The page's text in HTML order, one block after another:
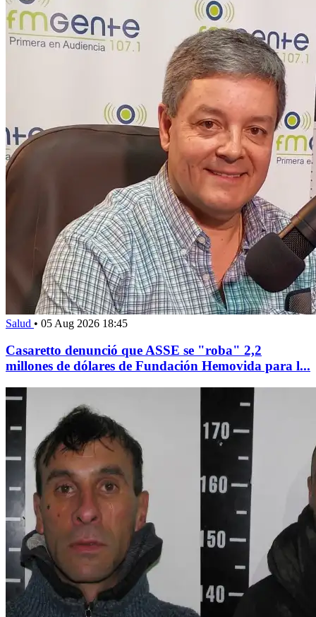
Salud • 05 Aug 2026 18:45
Casaretto denunció que ASSE se "roba" 2,2
millones de dólares de Fundación Hemovida para l...